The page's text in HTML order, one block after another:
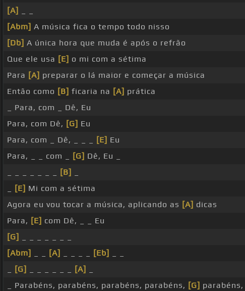
[A]
[Abm] A música fica o tempo todo nisso
[Db] A única hora que muda é após o refrão
Que ele usa [E] o mi com a sétima
Para [A] preparar o lá maior e começar a música
Então como [B] ficaria na [A] prática
_ Para, com _ Dê, Eu
Para, com Dê, [G] Eu
Para, com _ Dê, _ _ _
[E] Eu
Para, _ _ com _
[G] Dê, Eu _
[B]
[E] Mi com a sétima
Agora eu vou tocar a música, aplicando as [A] dicas
Para, [E] com Dê, _ _ Eu
[G]
[Abm]
[A] [Eb]
[G] [A]
_ Parabéns, parabéns, parabéns, parabéns, [G]